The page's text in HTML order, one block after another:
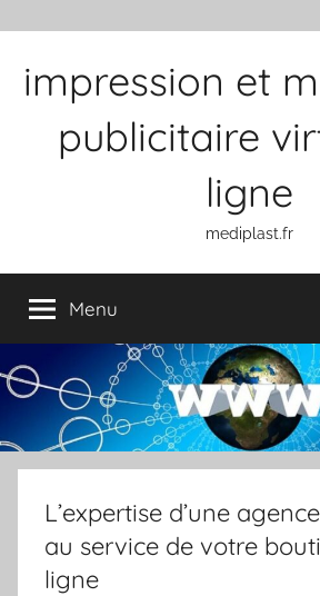
impression et
publicitaire
ligne
mediplast.fr
Menu
L’expertise d’une
au service de votre
ligne